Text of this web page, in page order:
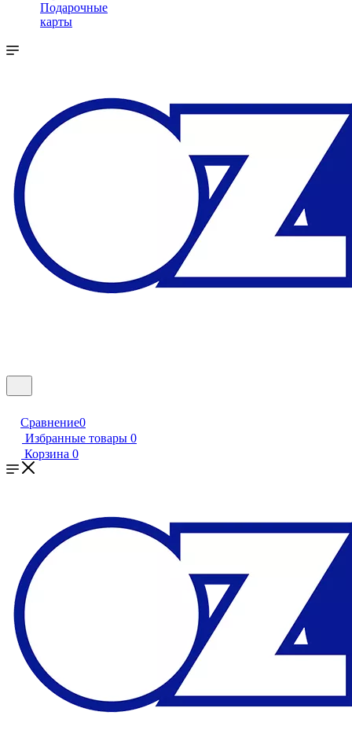
Подарочные
карты
Сравнение0
Избранные товары 0
Корзина 0